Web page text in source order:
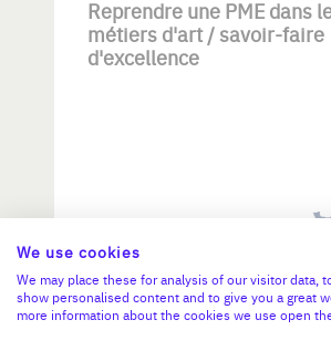
Reprendre une PME dans
métiers d'art / savoir-faire
d'excellence
>2 M€ et <= 5 M€
We use cookies
We may place these for analysis of our visitor data,
show personalised content and to give you a great
more information about the cookies we use open